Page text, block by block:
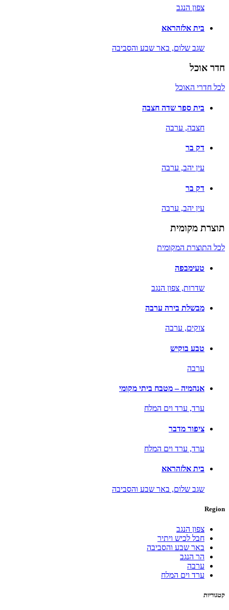
צפון הנגב
בית אלזהראא
שגב שלום, באר שבע והסביבה
חדר אוכל
לכל חדרי האוכל
בית ספר שדה חצבה
חצבה, ערבה
דק בר
עין יהב, ערבה
דק בר
עין יהב, ערבה
תוצרת מקומית
לכל התוצרת המקומית
טעימבפה
שדרות, צפון הנגב
מבשלת בירה ערבה
צוקים, ערבה
טבע בוקיש
ערבה
אנהמיה – מטבח ביתי מקומי
ערד, ערד וים המלח
ציפור מדבר
ערד, ערד וים המלח
בית אלזהראא
שגב שלום, באר שבע והסביבה
Region
צפון הנגב
חבל לכיש ויתיר
באר שבע והסביבה
הר הנגב
ערבה
ערד וים המלח
קטגוריות